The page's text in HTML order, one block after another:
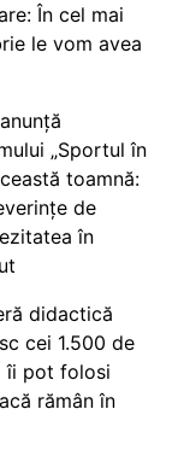
În cel mai
le vom avea
„Sportul în
toamnă:
de
în
didactică
cei 1.500 de
îi pot folosi
rămân în